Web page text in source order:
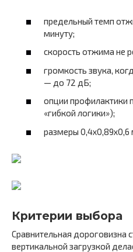
предельный темп
минуту;
скорость отжима не
громкость звука,
— до 72 дБ;
опции профилактики
«гибкой логики»);
размеры 0,4х0,89х0,6
Критерии выбора
Сравнительная дороговизна
вертикальной загрузкой